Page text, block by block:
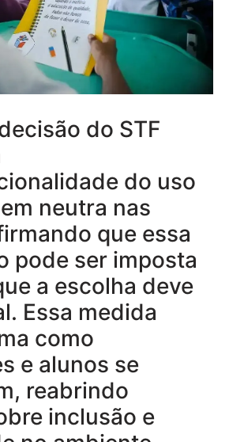
do STF
do uso
neutra nas
que essa
pode ser imposta
a escolha deve
Essa medida
como
e alunos se
reabrindo
inclusão e